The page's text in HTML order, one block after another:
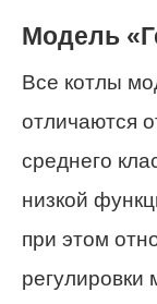
Модель
Все котлы
отличаются
среднего
низкой
при этом